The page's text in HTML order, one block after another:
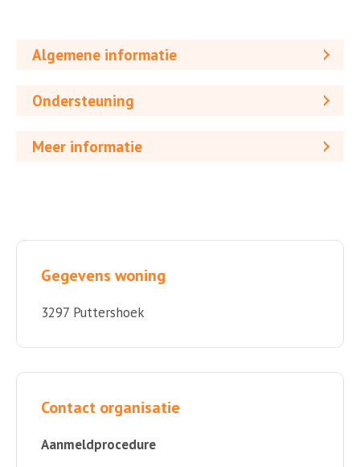
Algemene informatie
Ondersteuning
Meer informatie
Gegevens woning
3297 Puttershoek
Contact organisatie
Aanmeldprocedure